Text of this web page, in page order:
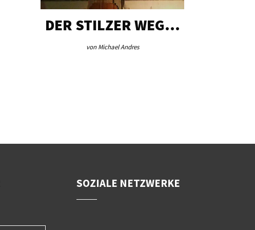
DER STILZER WEG…
von Michael Andres
AEB
SOZIALE NETZWERKE